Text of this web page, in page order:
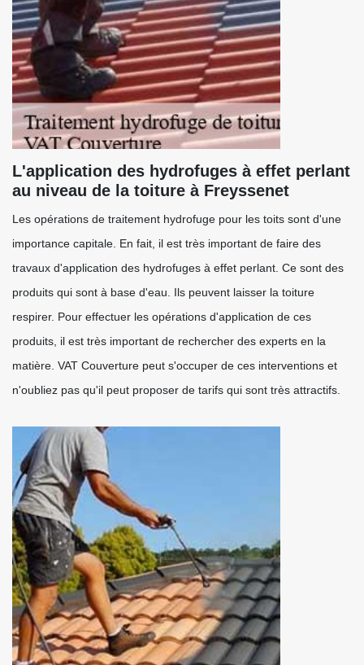
L'application des hydrofuges à effet perlant
au niveau de la toiture à Freyssenet
Les opérations de traitement hydrofuge pour les toits sont d'une
importance capitale. En fait, il est très important de faire des
travaux d'application des hydrofuges à effet perlant. Ce sont des
produits qui sont à base d'eau. Ils peuvent laisser la toiture
respirer. Pour effectuer les opérations d'application de ces
produits, il est très important de rechercher des experts en la
matière. VAT Couverture peut s'occuper de ces interventions et
n'oubliez pas qu'il peut proposer de tarifs qui sont très attractifs.